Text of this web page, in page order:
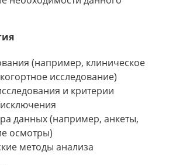
(например, клиническое
исследование)
и критерии
данных (например, анкеты,
осмотры)
методы анализа